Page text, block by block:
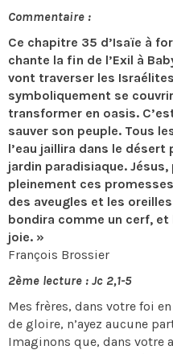
Commentaire :
Ce chapitre 35 d’Isaïe à
chante la fin de l’Exil à
vont traverser les
symboliquement se
transformer en oasis.
sauver son peuple. Tous
l’eau jaillira dans le
jardin paradisiaque.
pleinement ces
des aveugles et les
bondira comme un cerf,
joie. »
François Brossier
2ème lecture : Jc 2,1-5
Mes frères, dans votre foi
de gloire, n’ayez aucune
Imaginons que, dans votre